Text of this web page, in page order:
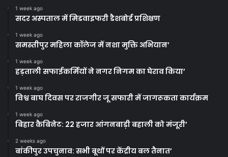
1 week ago
सदर अस्पताल में मिडवाइफरी डैशबोर्ड प्रशिक्षण
1 week ago
समस्तीपुर महिला कॉलेज में नशा मुक्ति अभियान’
1 week ago
हड़ताली सफाईकर्मियों ने नगर निगम का घेराव किया’
1 week ago
विश्व बाघ दिवस पर राजगीर जू सफारी में जागरूकता कार्यक्रम
1 week ago
बिहार कैबिनेट: 22 हजार आंगनबाड़ी बहाली को मंजूरी’
2 weeks ago
बांकीपुर उपचुनाव: सभी बूथों पर केंद्रीय बल तैनात’